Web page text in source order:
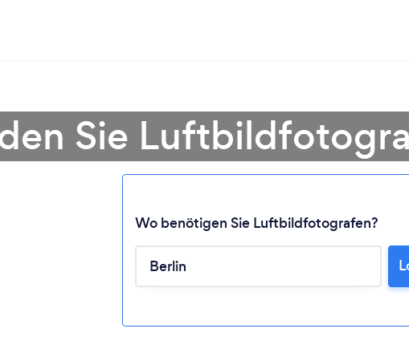
Lädt ...
Bitte warten ...
Sie
Wo benötigen Sie Luftbildfotografen?